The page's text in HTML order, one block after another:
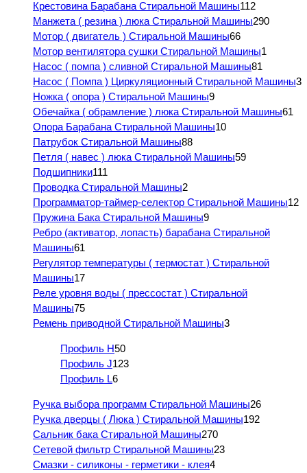
Крестовина Барабана Стиральной Машины112
Манжета ( резина ) люка Стиральной Машины290
Мотор ( двигатель ) Стиральной Машины66
Мотор вентилятора сушки Стиральной Машины1
Насос ( помпа ) сливной Стиральной Машины81
Насос ( Помпа ) Циркуляционный Стиральной Машины3
Ножка ( опора ) Стиральной Машины9
Обечайка ( обрамление ) люка Стиральной Машины61
Опора Барабана Стиральной Машины10
Патрубок Стиральной Машины88
Петля ( навес ) люка Стиральной Машины59
Подшипники111
Проводка Стиральной Машины2
Программатор-таймер-селектор Стиральной Машины12
Пружина Бака Стиральной Машины9
Ребро (активатор, лопасть) барабана Стиральной
Машины61
Регулятор температуры ( термостат ) Стиральной
Машины17
Реле уровня воды ( прессостат ) Стиральной
Машины75
Ремень приводной Стиральной Машины3
Профиль H50
Профиль J123
Профиль L6
Ручка выбора программ Стиральной Машины26
Ручка дверцы ( Люка ) Стиральной Машины192
Сальник бака Стиральной Машины270
Сетевой фильтр Стиральной Машины23
Смазки - силиконы - герметики - клея4